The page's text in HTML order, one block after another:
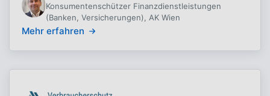
Konsumentenschützer Finanzdienstleistungen
(Banken, Versicherungen), AK Wien
Mehr erfahren